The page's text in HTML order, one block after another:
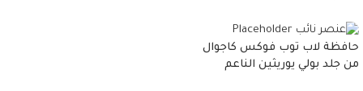
حافظة لاب توب فوكس كاجوال
من جلد بولي يوريثين الناعم